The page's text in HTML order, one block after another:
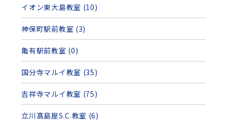
イオン東大島教室 (10)
神保町駅前教室 (3)
亀有駅前教室 (0)
国分寺マルイ教室 (35)
吉祥寺マルイ教室 (75)
立川髙島屋S.C.教室 (6)